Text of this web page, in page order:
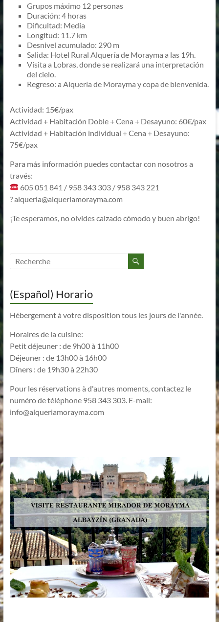
Grupos máximo 12 personas
Duración: 4 horas
Dificultad: Media
Longitud: 11.7 km
Desnivel acumulado: 290 m
Salida: Hotel Rural Alquería de Morayma a las 19h.
Visita a Lobras, donde se realizará una interpretación
del cielo.
Regreso: a Alquería de Morayma y copa de bienvenida.
Actividad: 15€/pax
Actividad + Habitación Doble + Cena + Desayuno: 60€/pax
Actividad + Habitación individual + Cena + Desayuno:
75€/pax
Para más información puedes contactar con nosotros a
través:
605 051 841 / 958 343 303 / 958 343 221
?alqueria@alqueriamorayma.com
¡Te esperamos, no olvides calzado cómodo y buen abrigo!
(Español) Horario
Hébergement à votre disposition tous les jours de l'année.
Horaires de la cuisine:
Petit déjeuner : de 9h00 à 11h00
Déjeuner : de 13h00 à 16h00
Dîners : de 19h30 à 22h30
Pour les réservations à d'autres moments, contactez le
numéro de téléphone 958 343 303. E-mail:
info@alqueriamorayma.com